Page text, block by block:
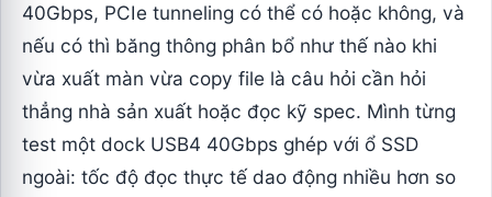
40Gbps, PCIe tunneling có thể có hoặc không, và
nếu có thì băng thông phân bổ như thế nào khi
vừa xuất màn vừa copy file là câu hỏi cần hỏi
thẳng nhà sản xuất hoặc đọc kỹ spec. Mình từng
test một dock USB4 40Gbps ghép với ổ SSD
ngoài: tốc độ đọc thực tế dao động nhiều hơn so